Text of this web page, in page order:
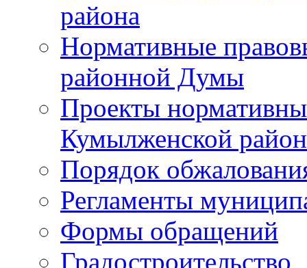
района
Нормативные
районной Думы
Проекты
Кумылженской
Порядок
Регламенты
Формы обращений
Градостроительство